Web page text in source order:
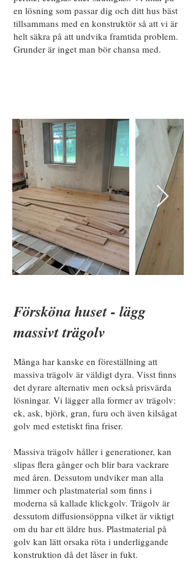
en lösning som passar dig och ditt hus bäst
tillsammans med en konstruktör så att vi är
helt säkra på att undvika framtida problem.
Grunder är inget man bör chansa med.
Försköna huset - lägg
massivt trägolv
Många har kanske en föreställning att
massiva trägolv är väldigt dyra. Visst finns
det dyrare alternativ men också prisvärda
lösningar. Vi lägger alla former av trägolv:
ek, ask, björk, gran, furu och även kilsågat
golv med estetiskt fina friser.
Massiva trägolv håller i generationer, kan
slipas flera gånger och blir bara vackrare
med åren. Dessutom undviker man alla
limmer och plastmaterial som finns i
moderna så kallade klickgolv. Trägolv är
dessutom diffusionsöppna vilket är viktigt
om du har ett äldre hus. Plastmaterial på
golv kan lätt orsaka röta i underliggande
konstruktion då det låser in fukt.